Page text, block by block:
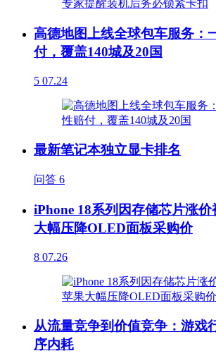
高德地图上线全球包车服务：
付，覆盖140城及20国
5 07.24
最新笔记本独立显卡排名
问答 6
iPhone 18系列因存储芯片涨
大幅压降OLED面板采购价
8 07.26
从流量竞争到价值竞争：游戏
序内耗